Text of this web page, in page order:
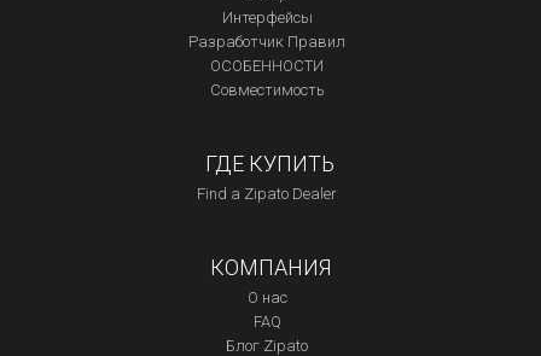
Интерфейсы
Разработчик Правил
ОСОБЕННОСТИ
Совместимость
ГДЕ КУПИТЬ
Find a Zipato Dealer
КОМПАНИЯ
О нас
FAQ
Блог Zipato